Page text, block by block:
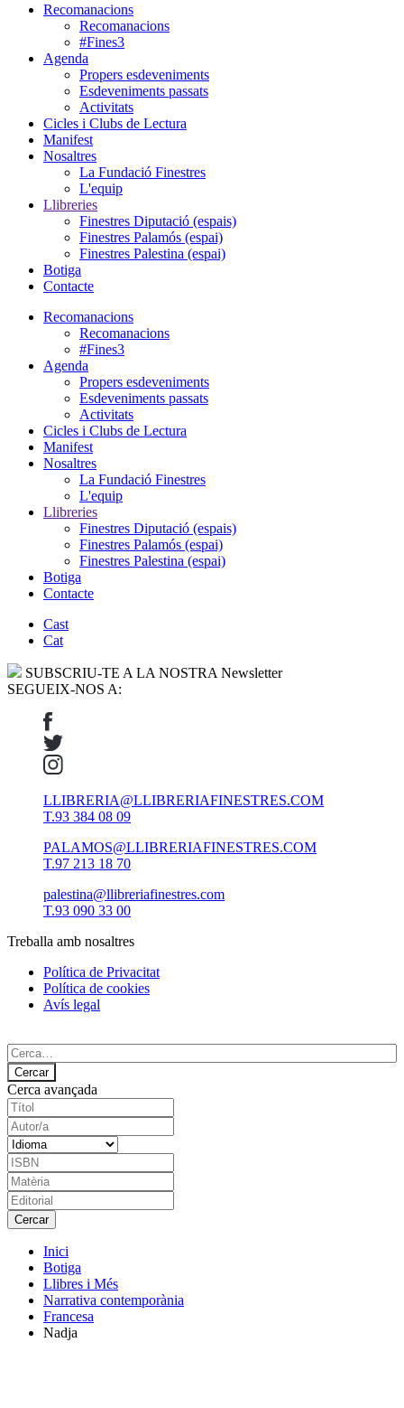
Recomanacions
Recomanacions
#Fines3
Agenda
Propers esdeveniments
Esdeveniments passats
Activitats
Cicles i Clubs de Lectura
Manifest
Nosaltres
La Fundació Finestres
L'equip
Llibreries
Finestres Diputació (espais)
Finestres Palamós (espai)
Finestres Palestina (espai)
Botiga
Contacte
Recomanacions
Recomanacions
#Fines3
Agenda
Propers esdeveniments
Esdeveniments passats
Activitats
Cicles i Clubs de Lectura
Manifest
Nosaltres
La Fundació Finestres
L'equip
Llibreries
Finestres Diputació (espais)
Finestres Palamós (espai)
Finestres Palestina (espai)
Botiga
Contacte
Cast
Cat
SUBSCRIU-TE A LA NOSTRA Newsletter
SEGUEIX-NOS A:
LLIBRERIA@LLIBRERIAFINESTRES.COM
T.93 384 08 09
PALAMOS@LLIBRERIAFINESTRES.COM
T.97 213 18 70
palestina@llibreriafinestres.com
T.93 090 33 00
Treballa amb nosaltres
Política de Privacitat
Política de cookies
Avís legal
Cerca avançada
Inici
Botiga
Llibres i Més
Narrativa contemporània
Francesa
Nadja